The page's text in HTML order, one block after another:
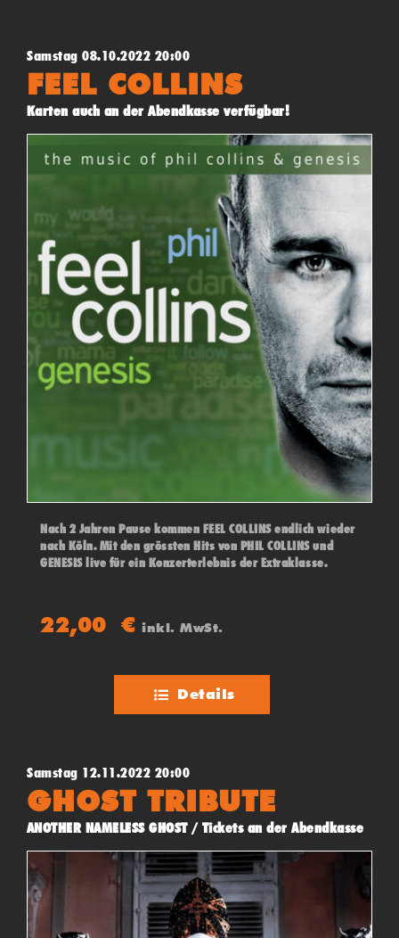
Samstag 08.10.2022 20:00
FEEL COLLINS
Karten auch an der Abendkasse verfügbar!
Nach 2 Jahren Pause kommen FEEL COLLINS endlich wieder
nach Köln. Mit den grössten Hits von PHIL COLLINS und
GENESIS live für ein Konzerterlebnis der Extraklasse.
22,00€ inkl. MwSt.
Details
Samstag 12.11.2022 20:00
GHOST TRIBUTE
ANOTHER NAMELESS GHOST / Tickets an der Abendkasse